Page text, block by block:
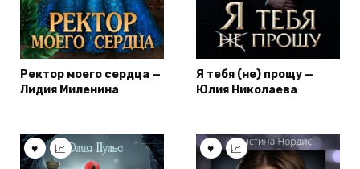
Ректор моего сердца —
Лидия Миленина
Я тебя (не) прощу —
Юлия Николаева